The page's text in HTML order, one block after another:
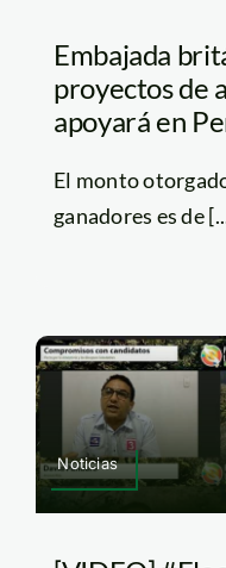
Embajada
proyectos de
apoyará en
El monto
ganadores es de
Noticias